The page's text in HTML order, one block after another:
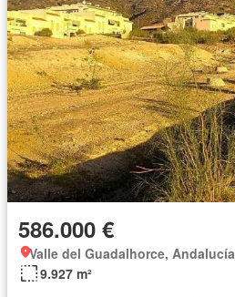
586.000 €
Valle del Guadalhorce, Andalucía
9.927 m²